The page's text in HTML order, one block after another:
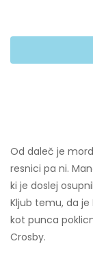
Od daleč je
resnici pa ni.
ki je doslej
Kljub temu, da je
kot punca
Crosby.